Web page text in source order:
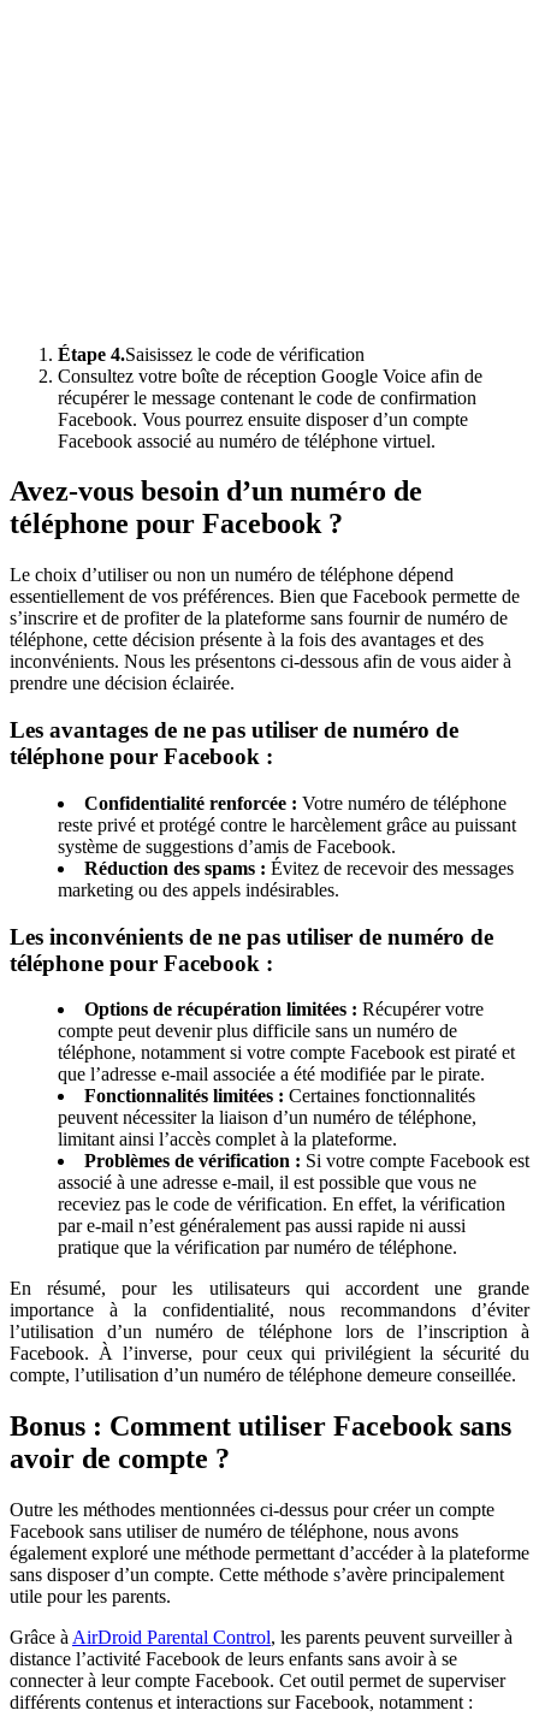
Étape 4.Saisissez le code de vérification
Consultez votre boîte de réception Google Voice afin de
récupérer le message contenant le code de confirmation
Facebook. Vous pourrez ensuite disposer d’un compte
Facebook associé au numéro de téléphone virtuel.
Avez-vous besoin d’un numéro de
téléphone pour Facebook ?
Le choix d’utiliser ou non un numéro de téléphone dépend
essentiellement de vos préférences. Bien que Facebook permette de
s’inscrire et de profiter de la plateforme sans fournir de numéro de
téléphone, cette décision présente à la fois des avantages et des
inconvénients. Nous les présentons ci-dessous afin de vous aider à
prendre une décision éclairée.
Les avantages de ne pas utiliser de numéro de
téléphone pour Facebook :
Confidentialité renforcée : Votre numéro de téléphone
reste privé et protégé contre le harcèlement grâce au puissant
système de suggestions d’amis de Facebook.
Réduction des spams : Évitez de recevoir des messages
marketing ou des appels indésirables.
Les inconvénients de ne pas utiliser de numéro de
téléphone pour Facebook :
Options de récupération limitées : Récupérer votre
compte peut devenir plus difficile sans un numéro de
téléphone, notamment si votre compte Facebook est piraté et
que l’adresse e-mail associée a été modifiée par le pirate.
Fonctionnalités limitées : Certaines fonctionnalités
peuvent nécessiter la liaison d’un numéro de téléphone,
limitant ainsi l’accès complet à la plateforme.
Problèmes de vérification : Si votre compte Facebook est
associé à une adresse e-mail, il est possible que vous ne
receviez pas le code de vérification. En effet, la vérification
par e-mail n’est généralement pas aussi rapide ni aussi
pratique que la vérification par numéro de téléphone.
En résumé, pour les utilisateurs qui accordent une grande
importance à la confidentialité, nous recommandons d’éviter
l’utilisation d’un numéro de téléphone lors de l’inscription à
Facebook. À l’inverse, pour ceux qui privilégient la sécurité du
compte, l’utilisation d’un numéro de téléphone demeure conseillée.
Bonus : Comment utiliser Facebook sans
avoir de compte ?
Outre les méthodes mentionnées ci-dessus pour créer un compte
Facebook sans utiliser de numéro de téléphone, nous avons
également exploré une méthode permettant d’accéder à la plateforme
sans disposer d’un compte. Cette méthode s’avère principalement
utile pour les parents.
Grâce à AirDroid Parental Control, les parents peuvent surveiller à
distance l’activité Facebook de leurs enfants sans avoir à se
connecter à leur compte Facebook. Cet outil permet de superviser
différents contenus et interactions sur Facebook, notamment :